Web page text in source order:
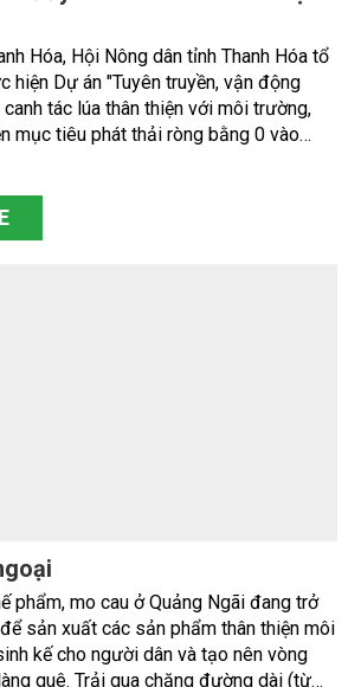
Hóa, Hội Nông dân tỉnh Thanh Hóa tổ
hiện Dự án "Tuyên truyền, vận động
tác lúa thân thiện với môi trường,
mục tiêu phát thải ròng bằng 0 vào
hợp tác xã và nông dân đang
hình sản xuất lúa phát thải thấp.